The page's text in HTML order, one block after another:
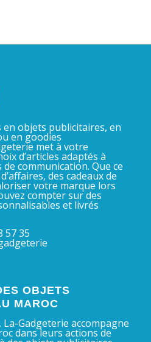
objets publicitaires, en
en goodies
met à votre
d’articles adaptés à
communication. Que ce
des cadeaux de
votre marque lors
compter sur des
et livrés
57 35
OBJETS
MAROC
Gadgeterie accompagne
dans leurs actions de